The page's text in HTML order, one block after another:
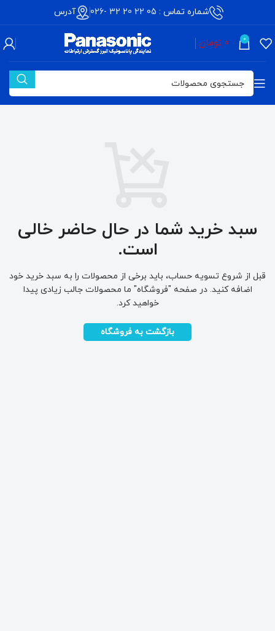
شماره تماس : 05 22 20 32 -026 آدرس
0
0 تومان
سبد خرید شما در حال حاضر خالی
است.
قبل از شروع تسویه حساب، باید برخی از محصولات را به سبد خرید خود
اضافه کنید.در صفحه "فروشگاه" ما محصولات جالب زیادی پیدا
خواهید کرد.
بازگشت به فروشگاه